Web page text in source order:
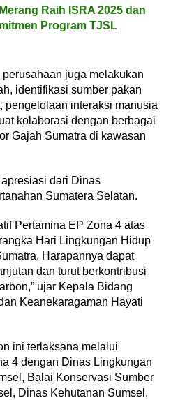
Raih ISRA 2025 dan
Program TJSL
juga melakukan
identifikasi sumber pakan
pengelolaan interaksi manusia
kolaborasi dengan berbagai
Gajah Sumatra di kawasan
apresiasi dari Dinas
Sumatera Selatan.
Pertamina EP Zona 4 atas
Hari Lingkungan Hidup
Harapannya dapat
dan turut berkontribusi
ujar Kepala Bidang
Keanekaragaman Hayati
ini terlaksana melalui
4 dengan Dinas Lingkungan
Balai Konservasi Sumber
Dinas Kehutanan Sumsel,